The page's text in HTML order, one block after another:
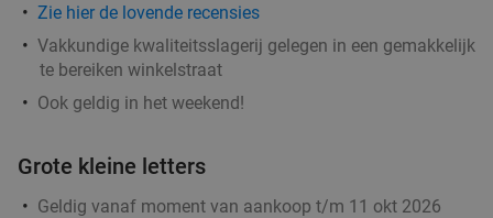
Zie hier de lovende recensies
Vakkundige kwaliteitsslagerij gelegen in een gemakkelijk
te bereiken winkelstraat
Ook geldig in het weekend!
Grote kleine letters
Geldig vanaf moment van aankoop t/m 11 okt 2026